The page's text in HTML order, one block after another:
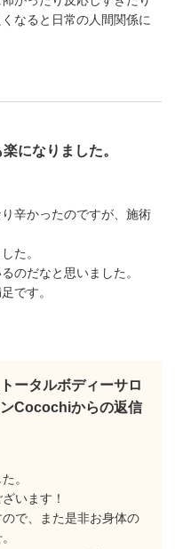
なると日常の人間関係に
になりました。
辛かったのですが、施術
た。
のだなと思いました。
です。
トータルボディーサロ
ンCocochiからの返信
。
います！
で、また是非お身体の